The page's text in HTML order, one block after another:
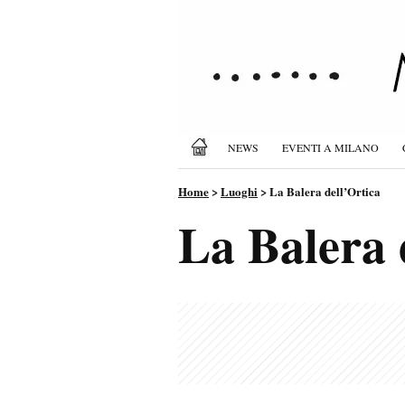
NEWS EVENTI A MILANO
Home>Luoghi>La Balera dell’Ortica
La Balera